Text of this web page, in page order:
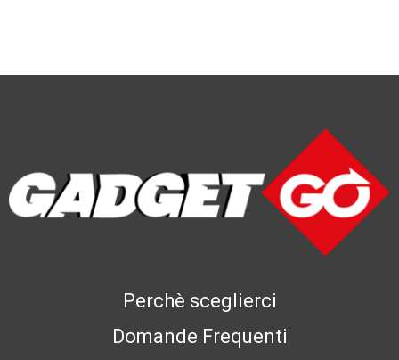
Perchè sceglierci
Domande Frequenti